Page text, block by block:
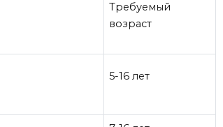
Требуемый
возраст
5-16 лет